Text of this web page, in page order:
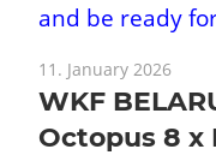
and be ready
11. January 2026
WKF
Octopus 8 x